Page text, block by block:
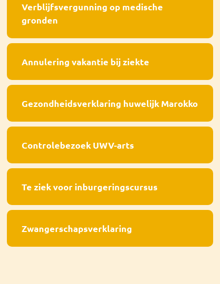
Verblijfsvergunning op medische
gronden
Annulering vakantie bij ziekte
Gezondheidsverklaring huwelijk Marokko
Controlebezoek UWV-arts
Te ziek voor inburgeringscursus
Zwangerschapsverklaring